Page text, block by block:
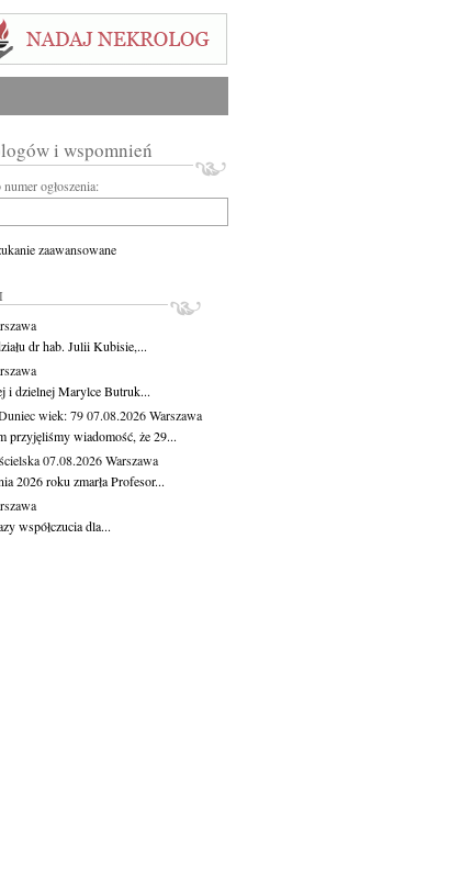
i wspomnień
ogłoszenia:
zaawansowane
dr hab. Julii Kubisie,...
i dzielnej Marylce Butruk...
wiek: 7907.08.2026Warszawa
przyjęliśmy wiadomość, że 29...
07.08.2026Warszawa
2026 roku zmarła Profesor...
współczucia dla...